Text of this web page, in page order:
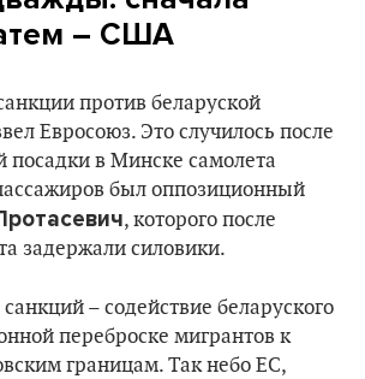
– США
против беларуской
Евросоюз. Это случилось после
посадки в Минске самолета
был оппозиционный
, которого после
задержали силовики.
– содействие беларуского
переброске мигрантов к
границам. Так небо ЕС,